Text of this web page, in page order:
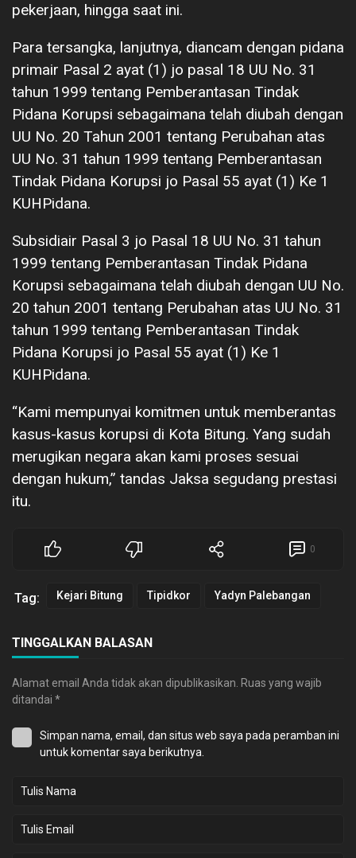
pekerjaan, hingga saat ini.
Para tersangka, lanjutnya, diancam dengan pidana
primair Pasal 2 ayat (1) jo pasal 18 UU No. 31
tahun 1999 tentang Pemberantasan Tindak
Pidana Korupsi sebagaimana telah diubah dengan
UU No. 20 Tahun 2001 tentang Perubahan atas
UU No. 31 tahun 1999 tentang Pemberantasan
Tindak Pidana Korupsi jo Pasal 55 ayat (1) Ke 1
KUHPidana.
Subsidiair Pasal 3 jo Pasal 18 UU No. 31 tahun
1999 tentang Pemberantasan Tindak Pidana
Korupsi sebagaimana telah diubah dengan UU No.
20 tahun 2001 tentang Perubahan atas UU No. 31
tahun 1999 tentang Pemberantasan Tindak
Pidana Korupsi jo Pasal 55 ayat (1) Ke 1
KUHPidana.
“Kami mempunyai komitmen untuk memberantas
kasus-kasus korupsi di Kota Bitung. Yang sudah
merugikan negara akan kami proses sesuai
dengan hukum,” tandas Jaksa segudang prestasi
itu.
0
Tag: Kejari Bitung Tipidkor Yadyn Palebangan
TINGGALKAN BALASAN
Alamat email Anda tidak akan dipublikasikan. Ruas yang wajib
ditandai *
Simpan nama, email, dan situs web saya pada peramban ini
untuk komentar saya berikutnya.